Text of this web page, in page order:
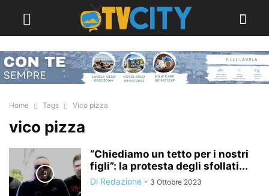
Home Tags Vico pizza
vico pizza
“Chiediamo un tetto per i nostri
figli”: la protesta degli sfollati...
Di Redazione - 3 Ottobre 2023